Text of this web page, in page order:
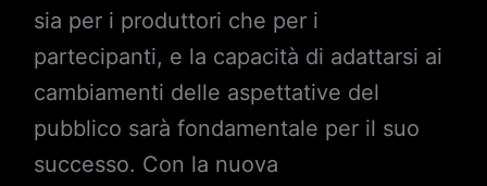
sia per i produttori che per i
partecipanti, e la capacità di adattarsi ai
cambiamenti delle aspettative del
pubblico sarà fondamentale per il suo
successo. Con la nuova